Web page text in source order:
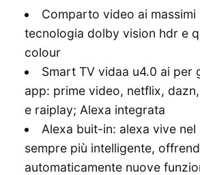
Comparto video ai massimi
tecnologia dolby vision hdr e
colour
Smart TV vidaa u4.0 ai per
app: prime video, netflix,
e raiplay; Alexa integrata
Alexa buit-in: alexa vive
sempre più intelligente,
automaticamente nuove